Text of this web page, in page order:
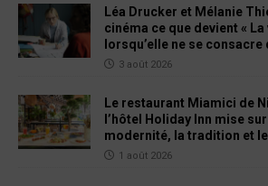
Léa Drucker et Mélanie
cinéma ce que devient « La
lorsqu’elle ne se consacre
3 août 2026
Le restaurant Miamici de
l’hôtel Holiday Inn mise
modernité, la tradition et
1 août 2026